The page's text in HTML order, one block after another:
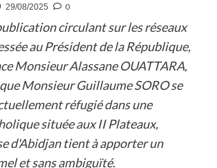
29/08/2025 0
circulant sur les réseaux
au Président de la République,
Monsieur Alassane OUATTARA,
Monsieur Guillaume SORO se
réfugié dans une
située aux II Plateaux,
d'Abidjan tient à apporter un
et sans ambiguïté.